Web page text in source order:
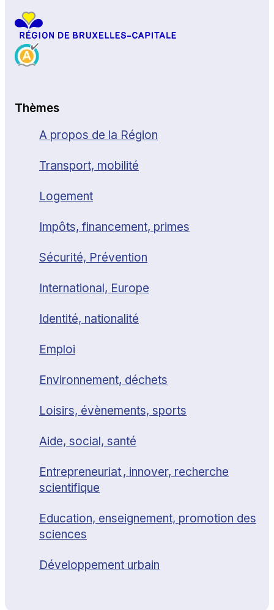
Thèmes
A propos de la Région
Transport, mobilité
Logement
Impôts, financement, primes
Sécurité, Prévention
International, Europe
Identité, nationalité
Emploi
Environnement, déchets
Loisirs, évènements, sports
Aide, social, santé
Entrepreneuriat , innover, recherche
scientifique
Education, enseignement, promotion des
sciences
Développement urbain